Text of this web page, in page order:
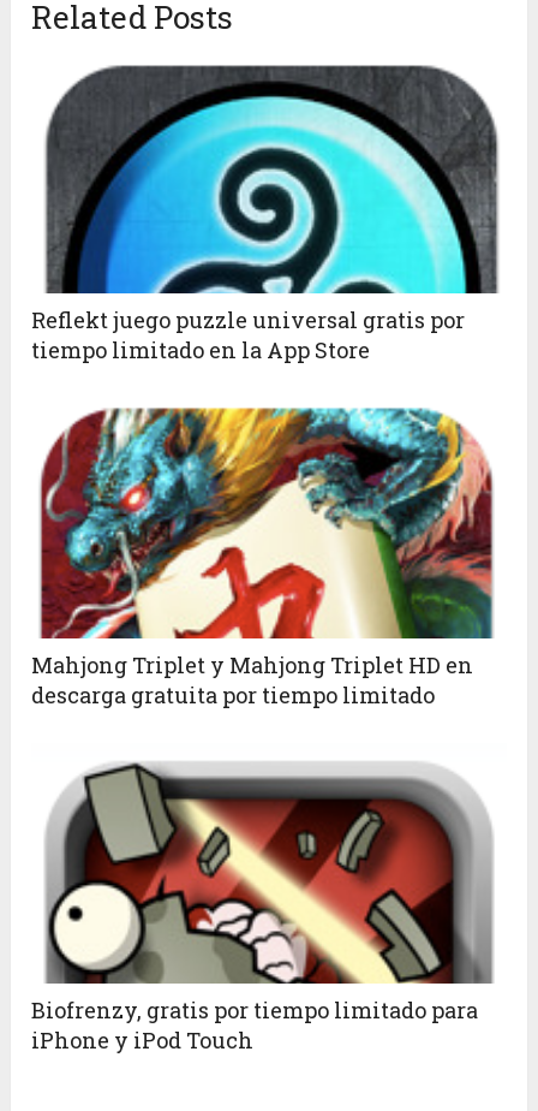
Related Posts
Reflekt juego puzzle universal gratis por
tiempo limitado en la App Store
Mahjong Triplet y Mahjong Triplet HD en
descarga gratuita por tiempo limitado
Biofrenzy, gratis por tiempo limitado para
iPhone y iPod Touch